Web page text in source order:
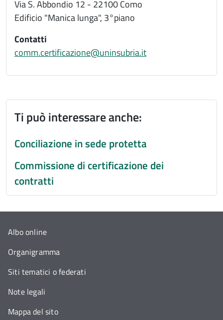
Via S. Abbondio 12 - 22100 Como
Edificio "Manica lunga", 3°piano
Contatti
comm.certificazione@uninsubria.it
Ti può interessare anche:
Conciliazione in sede protetta
Commissione di certificazione dei
contratti
Albo online
Organigramma
Siti tematici o federati
Note legali
Mappa del sito